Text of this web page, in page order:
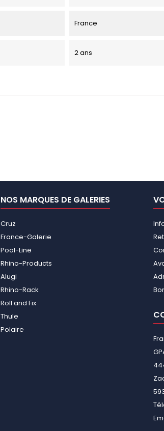
France
2 ans
NOS MARQUES DE GALERIES
Cruz
France-Galerie
Pool-Line
Rhino-Products
Alugi
Rhino-Rack
Roll and Fix
Thule
Polaire